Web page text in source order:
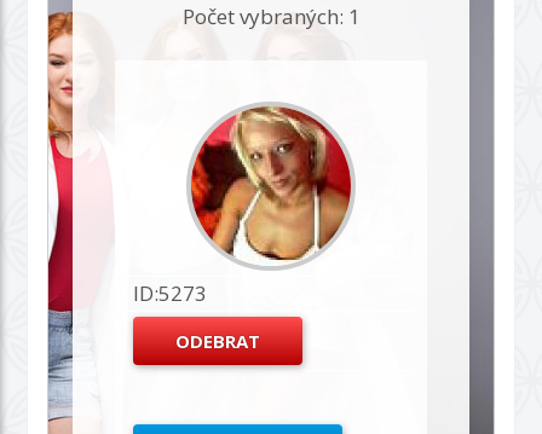
Počet vybraných: 1
ID:5273